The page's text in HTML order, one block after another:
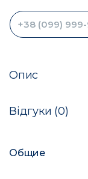
Опис
Відгуки (0)
Общие